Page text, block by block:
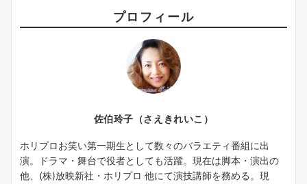
プロフィール
佐伯玲子（さえきれいこ）
ホリプロお笑い第一期生として数々のバラエティ番組に出
演。ドラマ・舞台で役者としても活躍。現在は脚本・演出の
他、(株)放映新社・ホリプロ 他にて演技講師を務める。現